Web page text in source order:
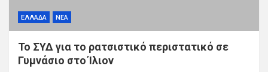
ΕΛΛΑΔΑ ΝΕΑ
To ΣΥΔ για το ρατσιστικό περιστατικό σε
Γυμνάσιο στο Ίλιον